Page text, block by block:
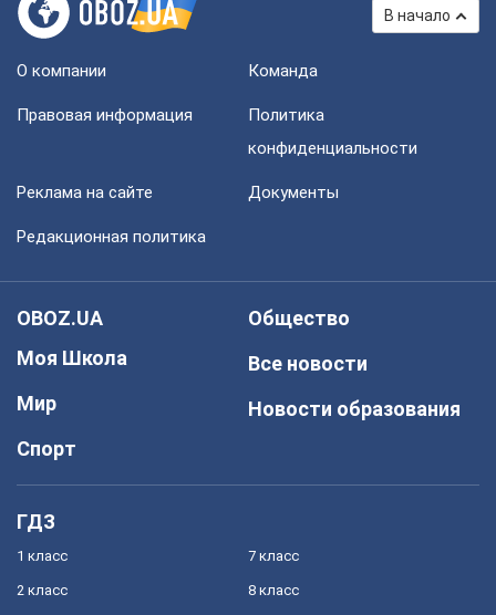
В начало
О компании Команда
Правовая информация
Политика
конфиденциальности
Реклама на сайте Документы
Редакционная политика
OBOZ.UA
Моя Школа
Мир
Спорт
Общество
Все новости
Новости образования
ГДЗ
1 класс
2 класс
7 класс
8 класс